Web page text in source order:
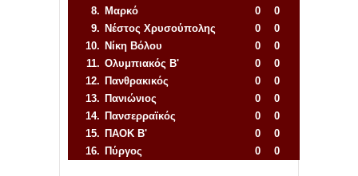
8. Μαρκό 0
0
9. Νέστος Χρυσούπολης 0
0
10. Νίκη Βόλου 0
0
11. Ολυμπιακός Β' 0
0
12. Πανθρακικός 0
0
13. Πανιώνιος 0
0
14. Πανσερραϊκός 0
0
15. ΠΑΟΚ Β' 0
0
16. Πύργος 0
0